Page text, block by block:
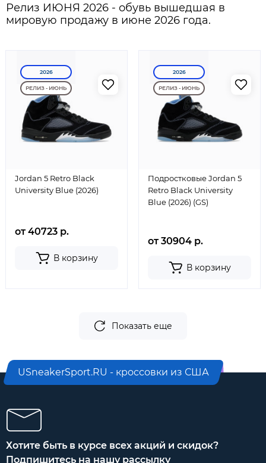
Релиз ИЮНЯ 2026 - обувь вышедшая в
мировую продажу в июне 2026 года.
2026
РЕЛИЗ - ИЮНЬ
Jordan 5 Retro Black
University Blue (2026)
от 40723 р.
В корзину
2026
РЕЛИЗ - ИЮНЬ
Подростковые Jordan 5
Retro Black University
Blue (2026) (GS)
от 30904 р.
В корзину
Показать еще
USneakerSport.RU - кроссовки из США
Хотите быть в курсе всех акций и скидок?
Подпишитесь на нашу рассылку